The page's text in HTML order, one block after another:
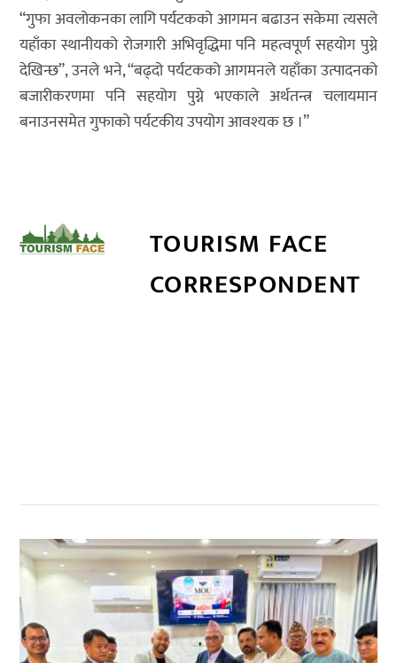
“गुफा अवलोकनका लागि पर्यटकको आगमन बढाउन सकेमा त्यसले
यहाँका स्थानीयको रोजगारी अभिवृद्धिमा पनि महत्वपूर्ण सहयोग पुग्ने
देखिन्छ”, उनले भने, “बढ्दो पर्यटकको आगमनले यहाँका उत्पादनको
बजारीकरणमा पनि सहयोग पुग्ने भएकाले अर्थतन्त्र चलायमान
बनाउनसमेत गुफाको पर्यटकीय उपयोग आवश्यक छ ।”
TOURISM FACE
CORRESPONDENT
,,